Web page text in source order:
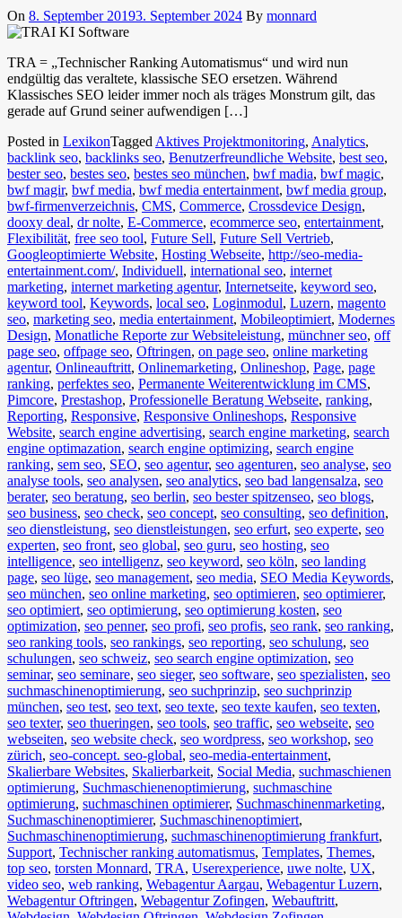
On 8. September 20193. September 2024 By monnard
TRA = „Technischer Ranking Automatismus“ und wird nun
endgültig das veraltete, klassische SEO ersetzen. Während
Klassisches SEO leider immer noch als träges Monstrum gilt, das
gerade auf Grund seiner aufwendigen […]
Posted in LexikonTagged Aktives Projektmonitoring, Analytics,
backlink seo, backlinks seo, Benutzerfreundliche Website, best seo,
bester seo, bestes seo, bestes seo münchen, bwf madia, bwf magic,
bwf magir, bwf media, bwf media entertainment, bwf media group,
bwf-firmenverzeichnis, CMS, Commerce, Crossdevice Design,
dooxy deal, dr nolte, E-Commerce, ecommerce seo, entertainment,
Flexibilität, free seo tool, Future Sell, Future Sell Vertrieb,
Googleoptimierte Website, Hosting Webseite, http://seo-media-
entertainment.com/, Individuell, international seo, internet
marketing, internet marketing agentur, Internetseite, keyword seo,
keyword tool, Keywords, local seo, Loginmodul, Luzern, magento
seo, marketing seo, media entertainment, Mobileoptimiert, Modernes
Design, Monatliche Reporte zur Websiteleistung, münchner seo, off
page seo, offpage seo, Oftringen, on page seo, online marketing
agentur, Onlineauftritt, Onlinemarketing, Onlineshop, Page, page
ranking, perfektes seo, Permanente Weiterentwicklung im CMS,
Pimcore, Prestashop, Professionelle Beratung Webseite, ranking,
Reporting, Responsive, Responsive Onlineshops, Responsive
Website, search engine advertising, search engine marketing, search
engine optimazation, search engine optimizing, search engine
ranking, sem seo, SEO, seo agentur, seo agenturen, seo analyse, seo
analyse tools, seo analysen, seo analytics, seo bad langensalza, seo
berater, seo beratung, seo berlin, seo bester spitzenseo, seo blogs,
seo business, seo check, seo concept, seo consulting, seo definition,
seo dienstleistung, seo dienstleistungen, seo erfurt, seo experte, seo
experten, seo front, seo global, seo guru, seo hosting, seo
intelligence, seo intelligenz, seo keyword, seo köln, seo landing
page, seo lüge, seo management, seo media, SEO Media Keywords,
seo münchen, seo online marketing, seo optimieren, seo optimierer,
seo optimiert, seo optimierung, seo optimierung kosten, seo
optimization, seo penner, seo profi, seo profis, seo rank, seo ranking,
seo ranking tools, seo rankings, seo reporting, seo schulung, seo
schulungen, seo schweiz, seo search engine optimization, seo
seminar, seo seminare, seo sieger, seo software, seo spezialisten, seo
suchmaschinenoptimierung, seo suchprinzip, seo suchprinzip
münchen, seo test, seo text, seo texte, seo texte kaufen, seo texten,
seo texter, seo thueringen, seo tools, seo traffic, seo webseite, seo
webseiten, seo website check, seo wordpress, seo workshop, seo
zürich, seo-concept. seo-global, seo-media-entertainment,
Skalierbare Websites, Skalierbarkeit, Social Media, suchmaschienen
optimierung, Suchmaschienenoptimierung, suchmaschine
optimierung, suchmaschinen optimierer, Suchmaschinenmarketing,
Suchmaschinenoptimierer, Suchmaschinenoptimiert,
Suchmaschinenoptimierung, suchmaschinenoptimierung frankfurt,
Support, Technischer ranking automatismus, Templates, Themes,
top seo, torsten Monnard, TRA, Userexperience, uwe nolte, UX,
video seo, web ranking, Webagentur Aargau, Webagentur Luzern,
Webagentur Oftringen, Webagentur Zofingen, Webauftritt,